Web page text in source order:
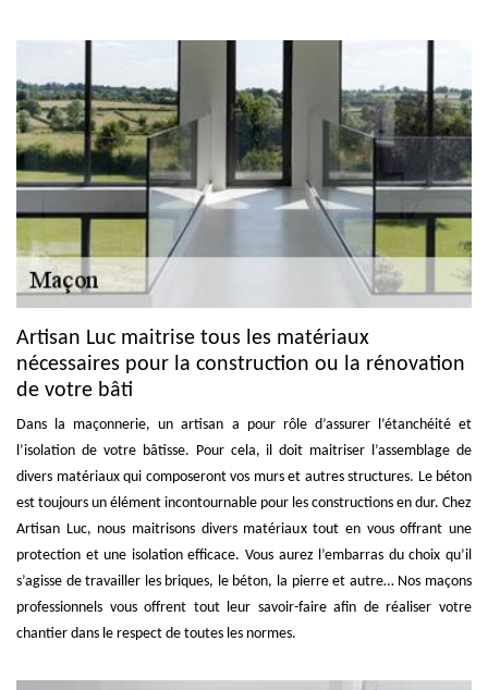
Artisan Luc maitrise tous les matériaux
nécessaires pour la construction ou la rénovation
de votre bâti
Dans la maçonnerie, un artisan a pour rôle d’assurer l’étanchéité et
l’isolation de votre bâtisse. Pour cela, il doit maitriser l’assemblage de
divers matériaux qui composeront vos murs et autres structures. Le béton
est toujours un élément incontournable pour les constructions en dur. Chez
Artisan Luc, nous maitrisons divers matériaux tout en vous offrant une
protection et une isolation efficace. Vous aurez l’embarras du choix qu’il
s’agisse de travailler les briques, le béton, la pierre et autre… Nos maçons
professionnels vous offrent tout leur savoir-faire afin de réaliser votre
chantier dans le respect de toutes les normes.